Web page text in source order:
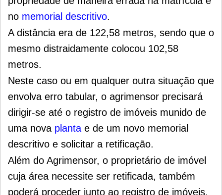
no memorial descritivo.
A distância era de 122,58 metros, sendo que o
mesmo distraidamente colocou 102,58
metros.
Neste caso ou em qualquer outra situação que
envolva erro tabular, o agrimensor precisará
dirigir-se até o registro de imóveis munido de
uma nova planta e de um novo memorial
descritivo e solicitar a retificação.
Além do Agrimensor, o proprietário de imóvel
cuja área necessite ser retificada, também
poderá proceder junto ao registro de imóveis.